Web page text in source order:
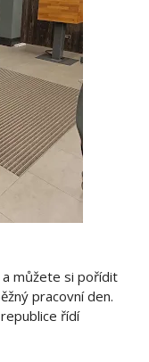
můžete si pořídit
pracovní den.
řídí